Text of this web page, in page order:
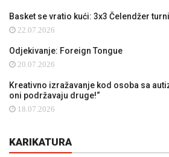
Basket se vratio kući: 3x3 Čelendžer
22.07.2026
Odjekivanje: Foreign Tongue
20.07.2026
Kreativno izražavanje kod osoba sa
oni podržavaju druge!“
18.07.2026
KARIKATURA